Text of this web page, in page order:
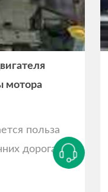
мотора
польза
дорогах.